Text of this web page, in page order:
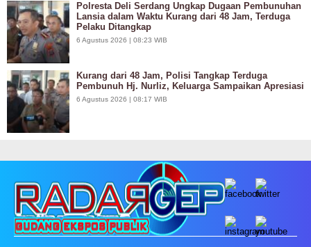
Polresta Deli Serdang Ungkap Dugaan Pembunuhan
Lansia dalam Waktu Kurang dari 48 Jam, Terduga
Pelaku Ditangkap
6 Agustus 2026 | 08:23 WIB
Kurang dari 48 Jam, Polisi Tangkap Terduga
Pembunuh Hj. Nurliz, Keluarga Sampaikan Apresiasi
6 Agustus 2026 | 08:17 WIB